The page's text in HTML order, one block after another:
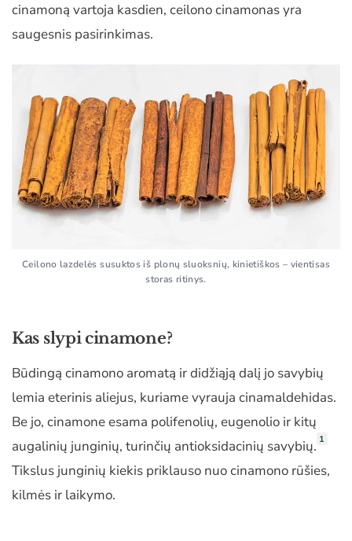
cinamoną vartoja kasdien, ceilono cinamonas yra
saugesnis pasirinkimas.
Ceilono lazdelės susuktos iš plonų sluoksnių, kinietiškos – vientisas
storas ritinys.
Kas slypi cinamone?
Būdingą cinamono aromatą ir didžiąją dalį jo savybių
lemia eterinis aliejus, kuriame vyrauja cinamaldehidas.
Be jo, cinamone esama polifenolių, eugenolio ir kitų
augalinių junginių, turinčių antioksidacinių savybių. 1
Tikslus junginių kiekis priklauso nuo cinamono rūšies,
kilmės ir laikymo.